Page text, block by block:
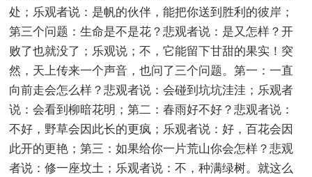
处；乐观者说：是帆的伙伴，能把你送到胜利的彼岸；
第三个问题：生命是不是花？悲观者说：是又怎样？开
败了也就没了；乐观说；不，它能留下甘甜的果实！突
然，天上传来一个声音，也问了三个问题。第一：一直
向前走会怎么样？悲观者说：会碰到坑坑洼洼；乐观者
说：会看到柳暗花明；第二：春雨好不好？悲观者说：
不好，野草会因此长的更疯；乐观者说：好，百花会因
此开的更艳；第三：如果给你一片荒山你会怎样？悲观
者说：修一座坟土；乐观者说：不，种满绿树。就这么